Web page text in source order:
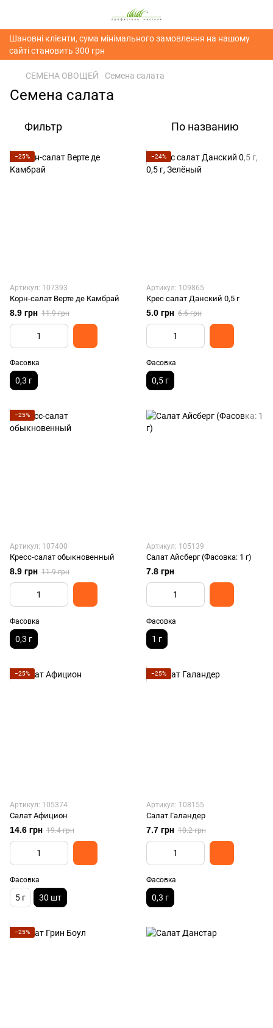
Шановні клієнти, сума мінімального замовлення на нашому
сайті становить 300 грн
СЕМЕНА ОВОЩЕЙ Семена салата
Семена салата
Фильтр По названию
−25%
Артикул: 107393
Корн-салат Верте де Камбрай
8.9 грн 11.9 грн
Фасовка
0,3 г
−24%
Артикул: 109865
Крес салат Данский 0,5 г
5.0 грн 6.6 грн
Фасовка
0,5 г
−25%
Артикул: 107400
Кресс-салат обыкновенный
8.9 грн 11.9 грн
Фасовка
0,3 г
Артикул: 105139
Салат Айсберг (Фасовка: 1 г)
7.8 грн
Фасовка
1 г
−25%
Артикул: 105374
Салат Афицион
14.6 грн 19.4 грн
Фасовка
5 г 30 шт
−25%
Артикул: 108155
Салат Галандер
7.7 грн 10.2 грн
Фасовка
0,3 г
−25%